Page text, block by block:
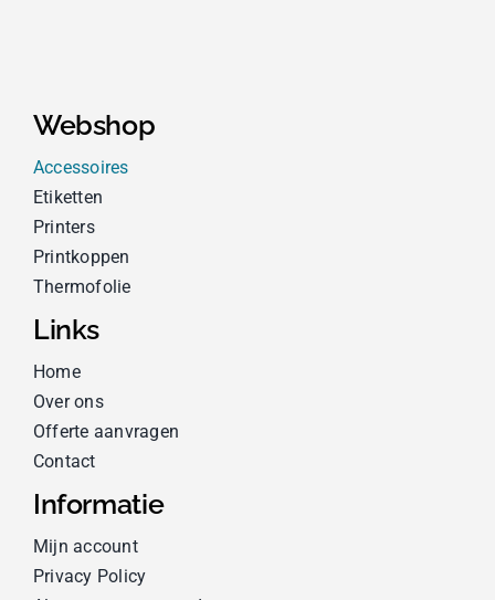
Webshop
Accessoires
Etiketten
Printers
Printkoppen
Thermofolie
Links
Home
Over ons
Offerte aanvragen
Contact
Informatie
Mijn account
Privacy Policy